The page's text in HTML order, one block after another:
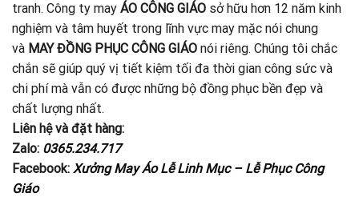
tranh. Công ty may ÁO CÔNG GIÁO sở hữu hơn 12 năm kinh
nghiệm và tâm huyết trong lĩnh vực may mặc nói chung
và MAY ĐỒNG PHỤC CÔNG GIÁO nói riêng. Chúng tôi chắc
chắn sẽ giúp quý vị tiết kiệm tối đa thời gian công sức và
chi phí mà vẫn có được những bộ đồng phục bền đẹp và
chất lượng nhất.
Liên hệ và đặt hàng:
Zalo: 0365.234.717
Facebook: Xưởng May Áo Lễ Linh Mục – Lễ Phục Công
Giáo